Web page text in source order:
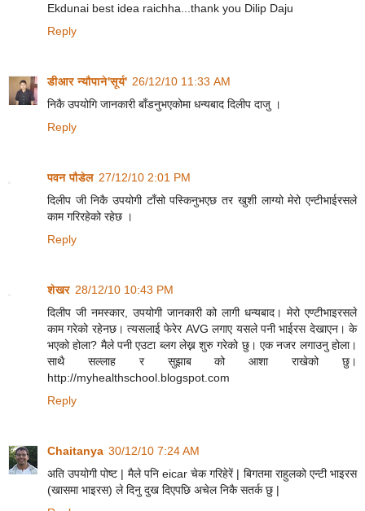
Ekdunai best idea raichha...thank you Dilip Daju
Reply
डीआर न्यौपाने'सूर्य' 26/12/10 11:33 AM
निकै उपयोगि जानकारी बाँडनुभएकोमा धन्यबाद दिलीप दाजु ।
Reply
पवन पौडेल 27/12/10 2:01 PM
दिलीप जी निकै उपयोगी टाँसो पस्किनुभएछ तर खुशी लाग्यो मेरो एन्टीभाईरसले
काम गरिरहेको रहेछ ।
Reply
शेखर 28/12/10 10:43 PM
दिलीप जी नमस्कार, उपयोगी जानकारी को लागी धन्यबाद। मेरो एण्टीभाइरसले
काम गरेको रहेनछ। त्यसलाई फेरेर AVG लगाए यसले पनी भाईरस देखाएन। के
भएको होला? मैले पनी एउटा ब्लग लेख्न शुरु गरेको छु। एक नजर लगाउनु होला।
साथै सल्लाह र सुझाब को आशा राखेको छु।
http://myhealthschool.blogspot.com
Reply
Chaitanya 30/12/10 7:24 AM
अति उपयोगी पोष्ट | मैले पनि eicar चेक गरिहेरें | बिगतमा राहुलको एन्टी भाइरस
(खासमा भाइरस) ले दिनु दुख दिएपछि अचेल निकै सतर्क छु |